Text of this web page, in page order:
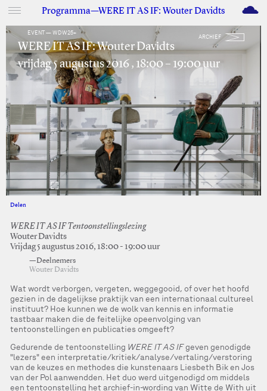
Programma—WERE IT AS IF: Wouter Davidts M
EVENT — WDW25+
ARCHIEF
WERE IT AS IF: Wouter Davidts
vrijdag 5 augustus 2016 , 18:00 – 19:00 uur
Delen
WERE IT AS IF Tentoonstellingslezing
Wouter Davidts
Vrijdag 5 augustus 2016, 18:00 - 19:00 uur
—Deelnemers
Wouter Davidts
Wat wordt verborgen, vergeten, weggegooid, of over het hoofd
gezien in de dagelijkse praktijk van een internationaal cultureel
instituut? Hoe kunnen we de wolk van kennis en informatie
tastbaar maken die de feitelijke opeenvolging van
tentoonstellingen en publicaties omgeeft?
Gedurende de tentoonstelling WERE IT AS IFgeven genodigde
"lezers" een interpretatie/kritiek/analyse/vertaling/verstoring
van de keuzes en methodes die kunstenaars Liesbeth Bik en Jos
van der Pol aanwendden. Het duo werd uitgenodigd om middels
een tentoonstelling het archief-in-wording van Witte de With uit